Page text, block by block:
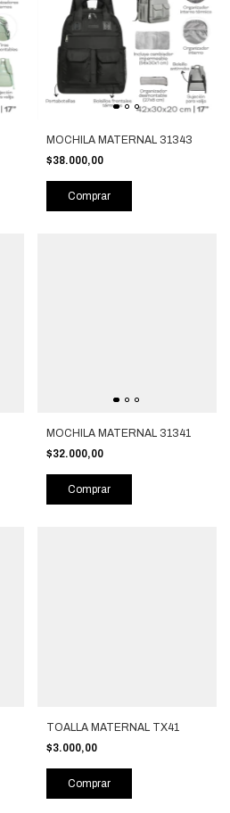
MOCHILA MATERNAL 31343
$38.000,00
Comprar
MOCHILA MATERNAL 31341
$32.000,00
Comprar
TOALLA MATERNAL TX41
$3.000,00
Comprar